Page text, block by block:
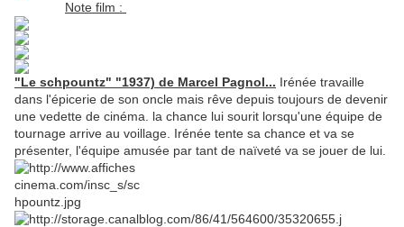
Note film :
"Le schpountz" "1937) de Marcel Pagnol... Irénée travaille
dans l'épicerie de son oncle mais rêve depuis toujours de devenir
une vedette de cinéma. la chance lui sourit lorsqu'une équipe de
tournage arrive au voillage. Irénée tente sa chance et va se
présenter, l'équipe amusée par tant de naïveté va se jouer de lui.